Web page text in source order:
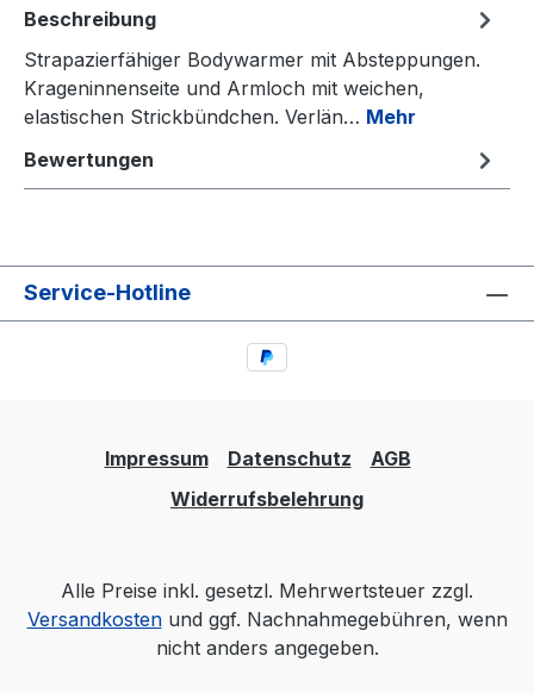
Beschreibung
Strapazierfähiger Bodywarmer mit Absteppungen.
Krageninnenseite und Armloch mit weichen,
elastischen Strickbündchen. Verlän… Mehr
Bewertungen
Service-Hotline
Impressum Datenschutz
AGB
Widerrufsbelehrung
Alle Preise inkl. gesetzl. Mehrwertsteuer zzgl.
Versandkostenund ggf. Nachnahmegebühren, wenn
nicht anders angegeben.